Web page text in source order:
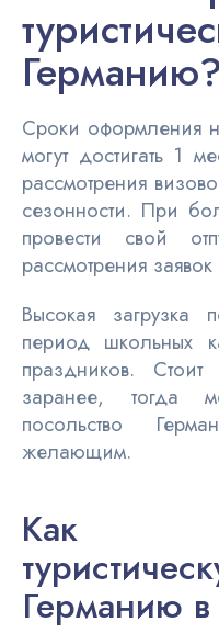
Германию?
Сроки оформления
могут достигать 1
рассмотрения
сезонности. При
провести свой
рассмотрения
Высокая загрузка
период школьных
праздников.
заранее, тогда
посольство
желающим.
Как
Германию